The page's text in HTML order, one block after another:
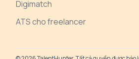
Chính sách
Liên hệ
Cộng đồng